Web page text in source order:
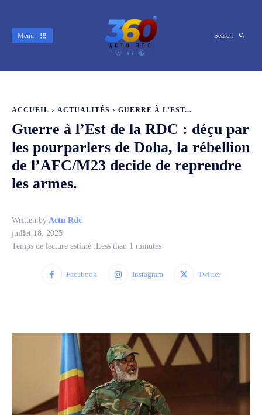
Menu Search
ACCUEIL ACTUALITÉS GUERRE À L’EST...
Guerre à l’Est de la RDC : déçu par
les pourparlers de Doha, la rébellion
de l’AFC/M23 decide de reprendre
les armes.
Written by Actu Rdc
juillet 18, 2025
Temps de lecture estimé :Less than 1 minutes
Facebook Instagram Twitter